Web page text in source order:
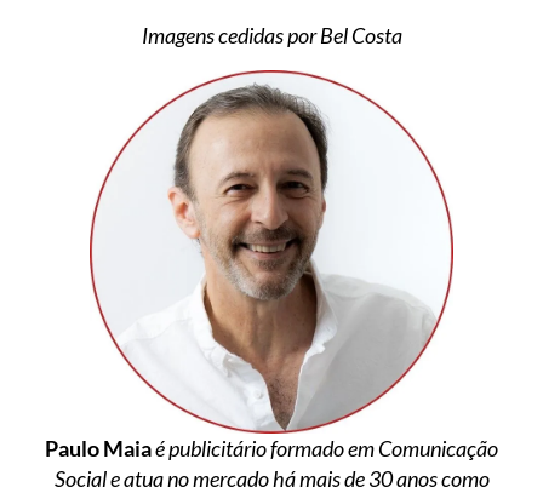
Imagens cedidas por Bel Costa
Paulo Maiaé publicitário formado em Comunicação
Social e atua no mercado há mais de 30 anos como